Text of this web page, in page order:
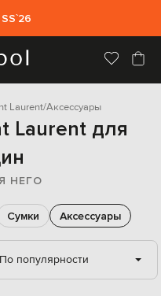
Laurent Аксессуары
Laurent для
НЕГО
Сумки Аксессуары
По популярности